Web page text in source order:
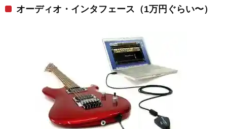
オーディオ・インタフェース（1万円ぐらい〜）